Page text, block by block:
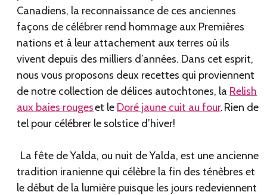
Canadiens, la reconnaissance de ces anciennes
façons de célébrer rend hommage aux Premières
nations et à leur attachement aux terres où ils
vivent depuis des milliers d’années. Dans cet esprit,
nous vous proposons deux recettes qui proviennent
de notre collection de délices autochtones, la Relish
aux baies rougeset le Doré jaune cuit au four. Rien de
tel pour célébrer le solstice d’hiver!
La fête de Yalda, ou nuit de Yalda, est une ancienne
tradition iranienne qui célèbre la fin des ténèbres et
le début de la lumière puisque les jours redeviennent